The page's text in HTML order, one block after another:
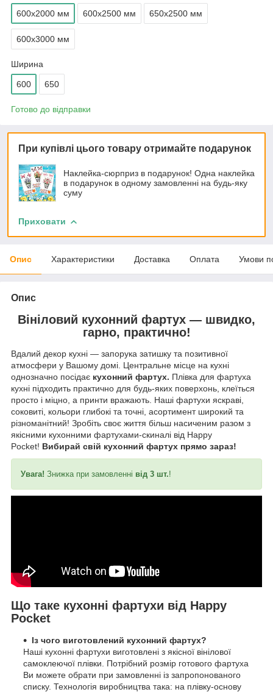
600х2000 мм 600х2500 мм 650х2500 мм
600х3000 мм
Ширина
600 650
Готово до відправки
При купівлі цього товару отримайте подарунок
Наклейка-сюрприз в подарунок! Одна наклейка
в подарунок в одному замовленні на будь-яку
суму
Приховати
Опис Характеристики Доставка Оплата Умови
Опис
Вініловий кухонний фартух — швидко,
гарно, практично!
Вдалий декор кухні — запорука затишку та позитивної
атмосфери у Вашому домі. Центральне місце на кухні
однозначно посідає кухонний фартух. Плівка для фартуха
кухні підходить практично для будь-яких поверхонь, клеїться
просто і міцно, а принти вражають. Наші фартухи яскраві,
соковиті, кольори глибокі та точні, асортимент широкий та
різноманітний! Зробіть своє життя більш насиченим разом з
якісними кухонними фартухами-скиналі від Happy
Pocket! Вибирай свій кухонний фартух прямо зараз!
Увага! Знижка при замовленні від 3 шт.!
Що таке кухонні фартухи від Happy
Pocket
Із чого виготовлений кухонний фартух?
Наші кухонні фартухи виготовлені з якісної вінілової
самоклеючої плівки. Потрібний розмір готового фартуха
Ви можете обрати при замовленні із запропонованого
списку. Технологія виробництва така: на плівку-основу